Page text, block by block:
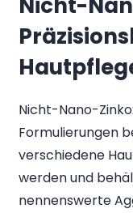
Nicht-
Nicht-Nano-
Formulierungen
verschiedene
werden und
nennenswerte